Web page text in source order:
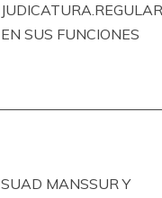
EN SUS FUNCIONES
SUAD MANSSUR Y